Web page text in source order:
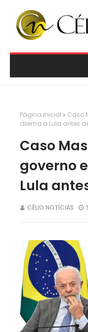
Página inicial
Caso
dilema a Lula antes
Caso
governo
Lula
CÉLIO NOTÍCIAS